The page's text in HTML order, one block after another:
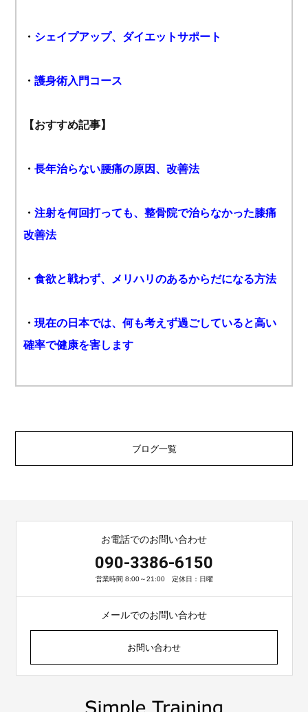
・ シェイプアップ、ダイエットサポート
・護身術入門コース
【おすすめ記事】
・長年治らない腰痛の原因、改善法
・注射を何回打っても、整骨院で治らなかった膝痛
改善法
・食欲と戦わず、メリハリのあるからだになる方法
・現在の日本では、何も考えず過ごしていると高い
確率で健康を害します
ブログ一覧
お電話でのお問い合わせ
090-3386-6150
営業時間 8:00～21:00 定休日：日曜
メールでのお問い合わせ
お問い合わせ